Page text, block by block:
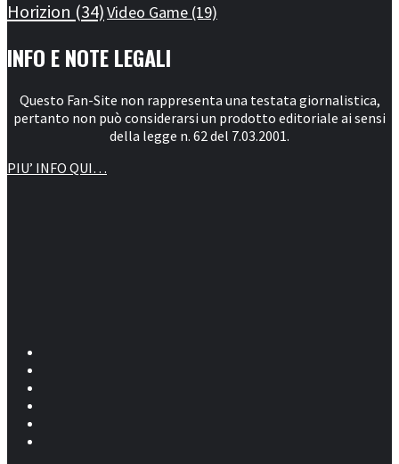
Horizion (34)Video Game (19)
INFO E NOTE LEGALI
Questo Fan-Site non rappresenta una testata giornalistica,
pertanto non può considerarsi un prodotto editoriale ai sensi
della legge n. 62 del 7.03.2001.
PIU’ INFO QUI…
Extra Trek – Star Trek All Series Channel
La tua Linea di Contatto con il Mondo Sci-fi